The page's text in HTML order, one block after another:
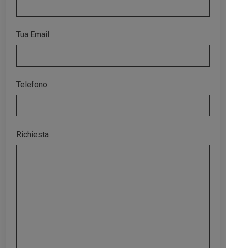
Tua Email
Telefono
Richiesta